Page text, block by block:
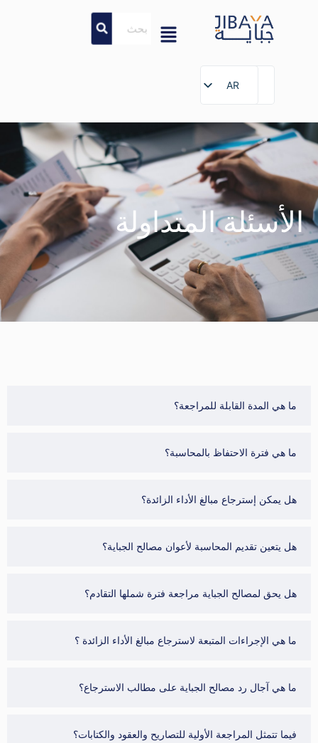
AR
الأسئلة المتداولة
ما هي المدة القابلة للمراجعة؟
ما هي فترة الاحتفاظ بالمحاسبة؟
هل يمكن إسترجاع مبالغ الأداء الزائدة؟
هل يتعين تقديم المحاسبة لأعوان مصالح الجباية؟
هل يحق لمصالح الجباية مراجعة فترة شملها التقادم؟
ما هي الإجراءات المتبعة لاسترجاع مبالغ الأداء الزائدة ؟
ما هي آجال رد مصالح الجباية على مطالب الاسترجاع؟
فيما تتمثل المراجعة الأولية للتصاريح والعقود والكتابات؟